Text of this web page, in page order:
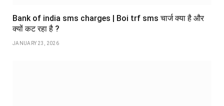
Bank of india sms charges | Boi trf sms चार्ज क्या है और
क्यों कट रहा है ?
JANUARY 23, 2026